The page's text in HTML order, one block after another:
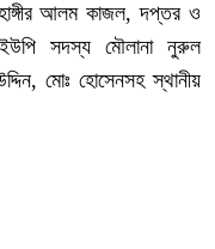
আলম কাজল, দপ্তর ও
সদস্য মৌলানা নুরুল
মোঃ হোসেনসহ স্থানীয়